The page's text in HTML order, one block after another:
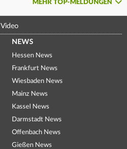
MEHR TOP-MELDUNGEN
Video
NEWS
Hessen News
Frankfurt News
Wiesbaden News
Mainz News
Kassel News
Darmstadt News
Offenbach News
Gießen News